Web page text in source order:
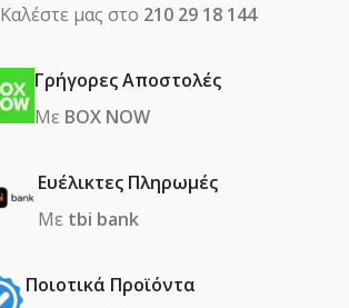
Καλέστε μας στο 210 29 18 144
Γρήγορες Αποστολές
Με BOX NOW
Ευέλικτες Πληρωμές
Με tbi bank
Ποιοτικά Προϊόντα